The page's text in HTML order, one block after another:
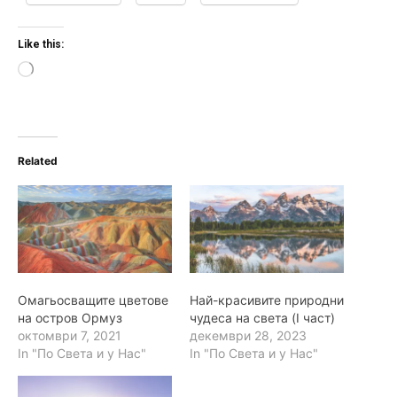
Like this:
L
i
n
…
Related
Омагьосващите цветове
на остров Ормуз
октомври 7, 2021
In "По Света и у Нас"
Най-красивите природни
чудеса на света (I част)
декември 28, 2023
In "По Света и у Нас"